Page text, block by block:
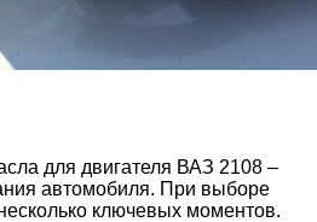
для двигателя ВАЗ 2108 –
автомобиля. При выборе
ключевых моментов.